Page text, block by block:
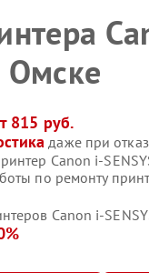
Омске
815 руб.
даже при
Canon i-
по ремонту
Canon i-